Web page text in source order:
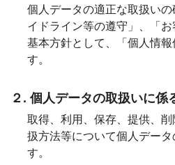
個人データの適正な取扱い
イドライン等の遵守」、「
基本方針として、「個人情
す。
２. 個人データの取扱いに係
取得、利用、保存、提供、
扱方法等について個人デー
す。